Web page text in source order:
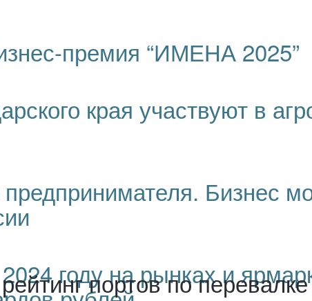
премия “ИМЕНА 2025”
края участвуют в
Бизнес
году на рынках и
портов по